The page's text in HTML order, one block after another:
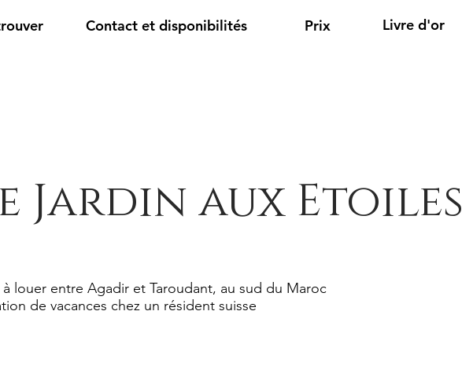
Contact et disponibilités Prix Livre d'or
Jardin aux Etoiles
à louer entre Agadir et Taroudant, au sud du Maroc
de vacances chez un résident suisse